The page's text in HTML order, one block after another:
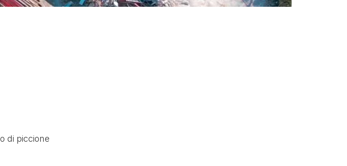
di piccione